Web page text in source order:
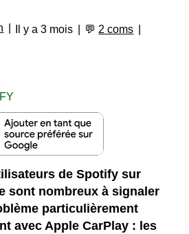
Il y a 3 mois 💬 2 coms
de Spotify sur
sont nombreux à signaler
particulièrement
avec Apple CarPlay : les